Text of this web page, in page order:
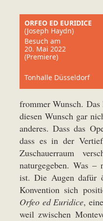
ORFEO ED EURIDICE
(Joseph Haydn)
Besuch am
20. Mai 2022
(Premiere)
Tonhalle Düsseldorf
frommer Wunsch.
diesen Wunsch gar
anderes. Dass das
dass es in der
Zuschauerraum
naturgegeben. Was –
ist. Die Augen dafür
Konvention sich
Orfeo ed Euridice,
weil zwischen